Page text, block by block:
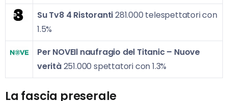
Su Tv8 4 Ristoranti281.000 telespettatori con
1.5%
Per NOVEIl naufragio del Titanic – Nuove
verità251.000 spettatori con 1.3%
La fascia preserale